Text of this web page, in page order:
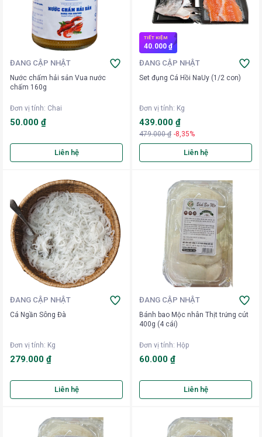
ĐANG CẬP NHẬT
Nước chấm hải sản Vua nước
chấm 160g
Đơn vị tính: Chai
50.000 ₫
Liên hệ
TIẾT KIỆM
40.000 ₫
ĐANG CẬP NHẬT
Set đụng Cá Hồi NaUy (1/2 con)
Đơn vị tính: Kg
439.000 ₫
479.000 ₫ -8,35%
Liên hệ
ĐANG CẬP NHẬT
Cá Ngần Sông Đà
Đơn vị tính: Kg
279.000 ₫
Liên hệ
ĐANG CẬP NHẬT
Bánh bao Mộc nhân Thịt trứng cút
400g (4 cái)
Đơn vị tính: Hộp
60.000 ₫
Liên hệ